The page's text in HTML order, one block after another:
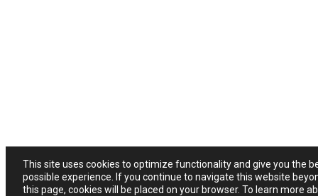
This site uses cookies to optimize functionality and give you the
possible experience. If you continue to navigate this website
this page, cookies will be placed on your browser. To learn more